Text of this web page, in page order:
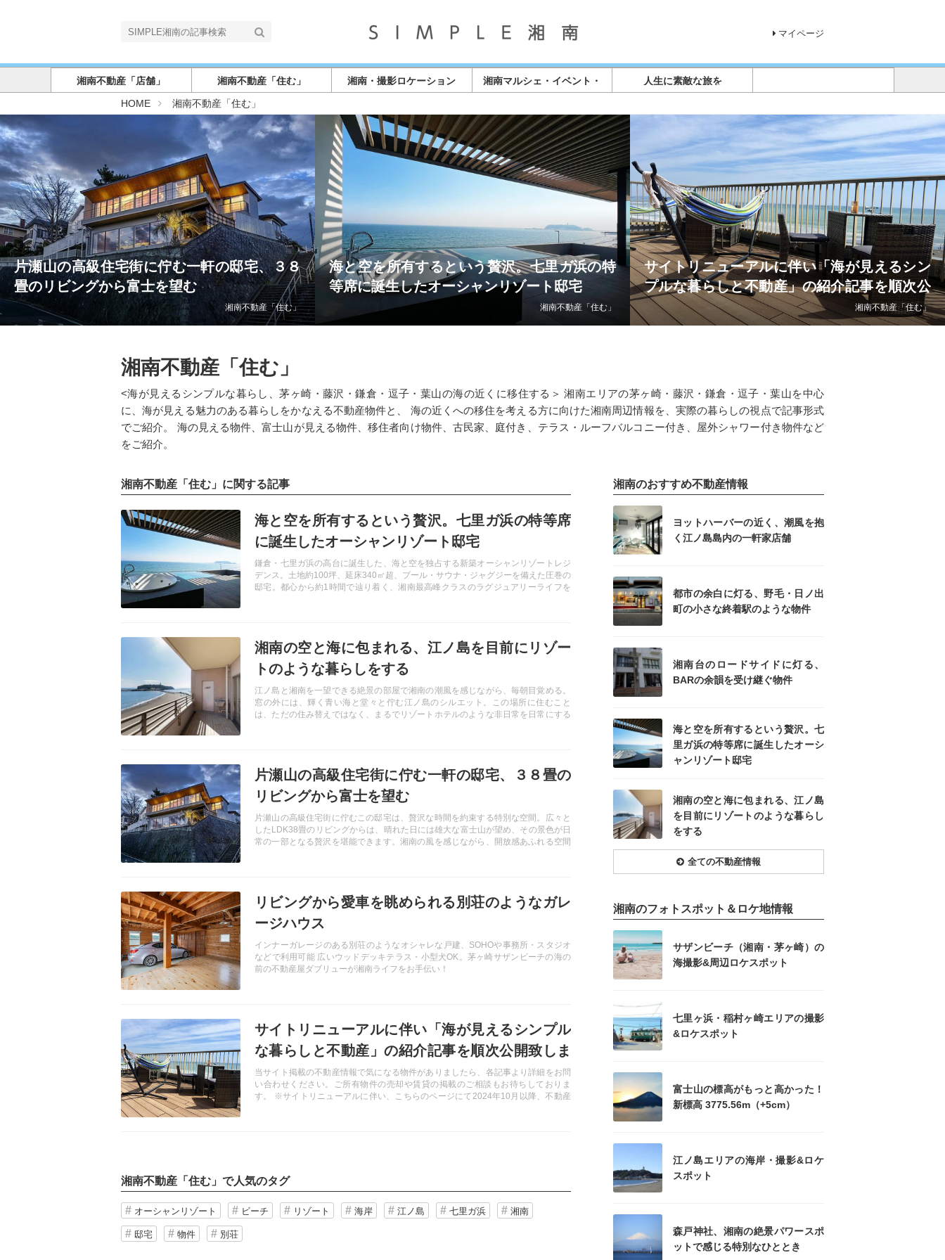
マイページ
湘南不動産「店舗」 湘南不動産「住む」 湘南・撮影ロケーション
湘南マルシェ・イベント・
店舗情報
人生に素敵な旅を
HOMES
I
湘
南
湘南不動産「住む」
片瀬山の高級住宅街に佇む一軒の邸宅、３８
畳のリビングから富士を望む
湘南不動産「住む」
海と空を所有するという贅沢。七里ガ浜の特
等席に誕生したオーシャンリゾート邸宅
湘南不動産「住む」
サイトリニューアルに伴い「海が見えるシン
プルな暮らしと不動産」の紹介記事を順次公
開致します。
湘南不動産「住む」
湘南不動産「住む」
<海が見えるシンプルな暮らし、茅ヶ崎・藤沢・鎌倉・逗子・葉山の海の近くに移住する＞ 湘南エリアの茅ヶ崎・藤沢・鎌倉・逗子・葉山を中心
に、海が見える魅力のある暮らしをかなえる不動産物件と、 海の近くへの移住を考える方に向けた湘南周辺情報を、実際の暮らしの視点で記事形式
でご紹介。 海の見える物件、富士山が見える物件、移住者向け物件、古民家、庭付き、テラス・ルーフバルコニー付き、屋外シャワー付き物件など
をご紹介。
湘南不動産「住む」に関する記事
海と空を所有するという贅沢。七里ガ浜の特等席
に誕生したオーシャンリゾート邸宅
鎌倉・七里ガ浜の高台に誕生した、海と空を独占する新築オーシャンリゾートレジ
デンス。土地約100坪、延床340㎡超、プール・サウナ・ジャグジーを備えた圧巻の
邸宅。都心から約1時間で辿り着く、湘南最高峰クラスのラグジュアリーライフを
湘南の空と海に包まれる、江ノ島を目前にリゾー
トのような暮らしをする
江ノ島と湘南を一望できる絶景の部屋で湘南の潮風を感じながら、毎朝目覚める。
窓の外には、輝く青い海と堂々と佇む江ノ島のシルエット。この場所に住むこと
は、ただの住み替えではなく、まるでリゾートホテルのような非日常を日常にする
片瀬山の高級住宅街に佇む一軒の邸宅、３８畳の
リビングから富士を望む
片瀬山の高級住宅街に佇むこの邸宅は、贅沢な時間を約束する特別な空間。広々と
したLDK38畳のリビングからは、晴れた日には雄大な富士山が望め、その景色が日
常の一部となる贅沢を堪能できます。湘南の風を感じながら、開放感あふれる空間
リビングから愛車を眺められる別荘のようなガレ
ージハウス
インナーガレージのある別荘のようなオシャレな戸建、SOHOや事務所・スタジオ
などで利用可能 広いウッドデッキテラス・小型犬OK。茅ヶ崎サザンビーチの海の
前の不動産屋ダブリューが湘南ライフをお手伝い！
サイトリニューアルに伴い「海が見えるシンプル
な暮らしと不動産」の紹介記事を順次公開致しま
す。
当サイト掲載の不動産情報で気になる物件がありましたら、各記事より詳細をお問
い合わせください。ご所有物件の売却や賃貸の掲載のご相談もお待ちしておりま
す。 ※サイトリニューアルに伴い、こちらのページにて2024年10月以降、不動産
湘南不動産「住む」で人気のタグ
オーシャンリゾート ビーチ リゾート 海岸 江ノ島 七里ガ浜 湘南
邸宅 物件 別荘
湘南のおすすめ不動産情報
ヨットハーバーの近く、潮風を抱
く江ノ島島内の一軒家店舗
都市の余白に灯る、野毛・日ノ出
町の小さな終着駅のような物件
記事を読む
湘南台のロードサイドに灯る、
BARの余韻を受け継ぐ物件
記事を読む
海と空を所有するという贅沢。七
里ガ浜の特等席に誕生したオーシ
ャンリゾート邸宅
記事を読む
湘南の空と海に包まれる、江ノ島
を目前にリゾートのような暮らし
をする
全ての不動産情報
湘南のフォトスポット＆ロケ地情報
サザンビーチ（湘南・茅ヶ崎）の
海撮影&周辺ロケスポット
七里ヶ浜・稲村ヶ崎エリアの撮影
&ロケスポット
富士山の標高がもっと高かった！
新標高 3775.56m（+5cm）
記事を読む
江ノ島エリアの海岸・撮影&ロケ
スポット
森戸神社、湘南の絶景パワースポ
ットで感じる特別なひととき